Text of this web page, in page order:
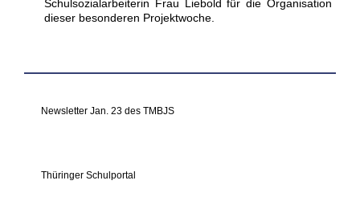
Schulsozialarbeiterin Frau Liebold für die Organisation
dieser besonderen Projektwoche.
Newsletter Jan. 23 des TMBJS
Thüringer Schulportal